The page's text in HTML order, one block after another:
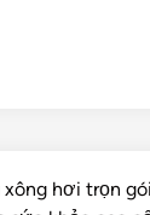
xông hơi trọn